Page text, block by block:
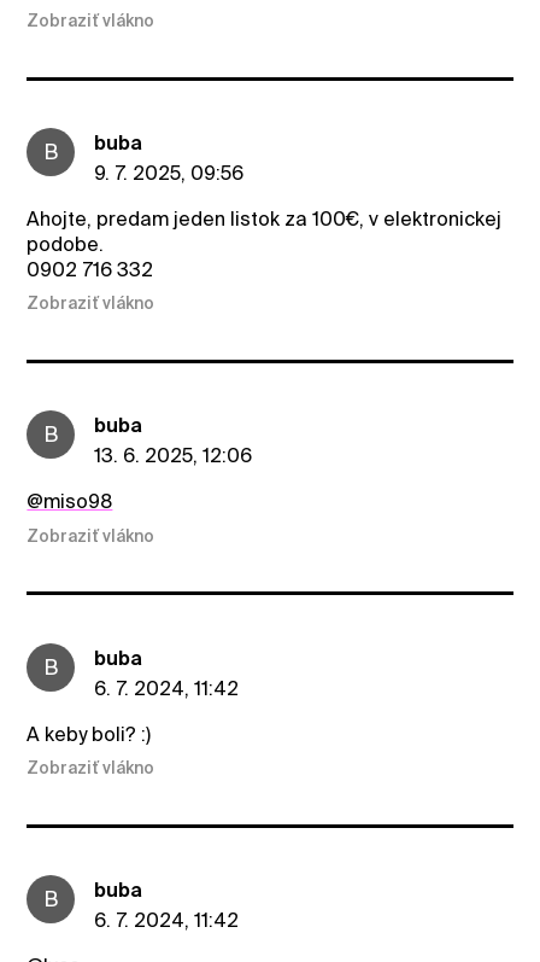
Zobraziť vlákno
B
buba
9. 7. 2025, 09:56
Ahojte, predam jeden listok za 100€, v elektronickej
podobe.
0902 716 332
Zobraziť vlákno
B
buba
13. 6. 2025, 12:06
@miso98
Zobraziť vlákno
B
buba
6. 7. 2024, 11:42
A keby boli? :)
Zobraziť vlákno
B
buba
6. 7. 2024, 11:42